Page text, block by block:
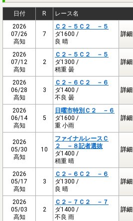
日付 R レース名
2026
07/26
高知
7
Ｃ２－５Ｃ２ －５
ダ1600 /
良 晴
詳細
2026
07/12
高知
2
Ｃ２－５Ｃ２ －５
ダ1300 /
稍重 曇
詳細
2026
06/28
高知
3
Ｃ２－６Ｃ２ －６
ダ1400 /
不良 曇
詳細
2026
06/14
高知
5
日曜市特別Ｃ２ －６
ダ1600 /
重 小雨
詳細
2026
05/30
高知
10
ファイナルレースＣ
２ －８記者選抜
ダ1400 /
稍重 晴
詳細
2026
05/17
高知
3
Ｃ２－６Ｃ２ －６
ダ1300 /
良 晴
詳細
2026
05/03
高知
2
Ｃ２－７Ｃ２ －７
ダ1400 /
不良 雨
詳細